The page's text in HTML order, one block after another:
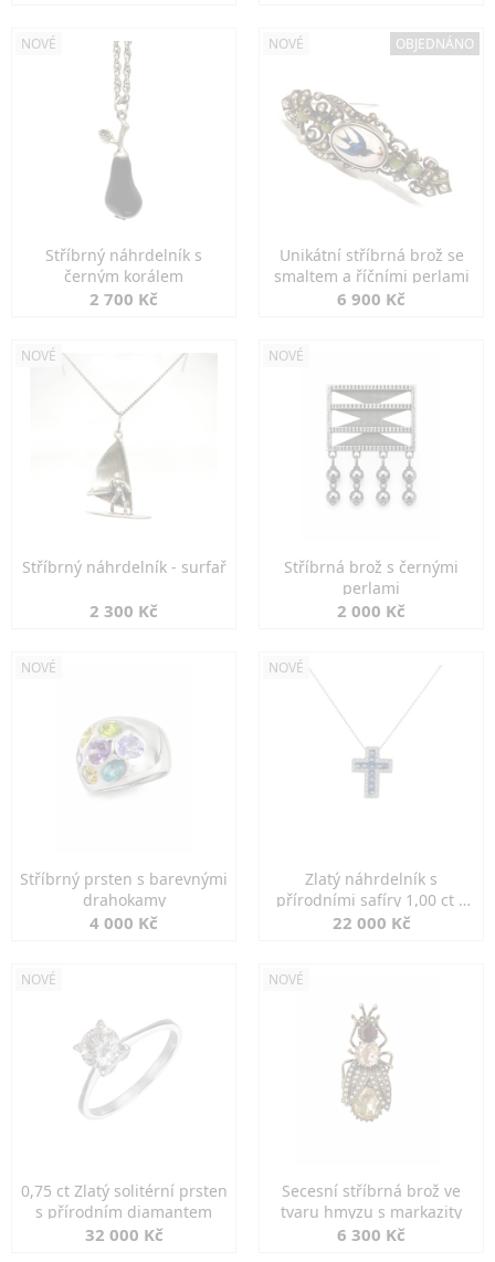
NOVÉ
Stříbrný náhrdelník s
černým korálem
2 700 Kč
NOVÉ OBJEDNÁNO
Unikátní stříbrná brož se
smaltem a říčními perlami
6 900 Kč
NOVÉ
Stříbrný náhrdelník - surfař
2 300 Kč
NOVÉ
Stříbrná brož s černými
perlami
2 000 Kč
NOVÉ
Stříbrný prsten s barevnými
drahokamy
4 000 Kč
NOVÉ
Zlatý náhrdelník s
přírodními safíry 1,00 ct a
diamanty
22 000 Kč
NOVÉ
0,75 ct Zlatý solitérní prsten
s přírodním diamantem
32 000 Kč
NOVÉ
Secesní stříbrná brož ve
tvaru hmyzu s markazity
6 300 Kč